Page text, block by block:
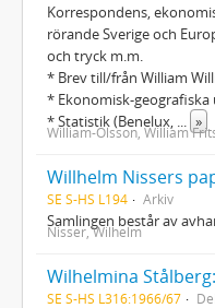
Korrespondens,
rörande Sverige och
och tryck m.m.
* Brev till/från William
* Ekonomisk-
* Statistik (Benelux,
»
William-Olsson, William
Willhelm Nissers
SE S-HS L194 Arkiv
Samlingen består av
Nisser, Wilhelm
Wilhelmina
SE S-HS L316:1966/67